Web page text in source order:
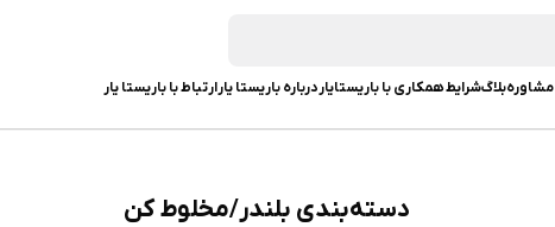
مشاورهبلاگشرایط همکاری با باریستایاردرباره باریستا یارارتباط با باریستا یار
دسته‌بندی بلندر/مخلوط کن